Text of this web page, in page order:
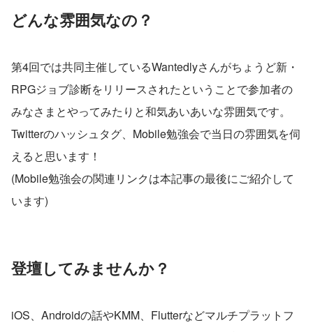
どんな雰囲気なの？
第4回では共同主催しているWantedlyさんがちょうど新・
RPGジョブ診断をリリースされたということで参加者の
みなさまとやってみたりと和気あいあいな雰囲気です。
Twitterのハッシュタグ、Mobile勉強会で当日の雰囲気を伺
えると思います！
(Mobile勉強会の関連リンクは本記事の最後にご紹介して
います)
登壇してみませんか？
iOS、Androidの話やKMM、Flutterなどマルチプラットフ